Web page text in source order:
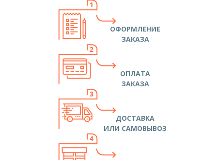
ОФОРМЛЕНИЕ
ЗАКАЗА
ОПЛАТА
ЗАКАЗА
ДОСТАВКА
ИЛИ САМОВЫВОЗ